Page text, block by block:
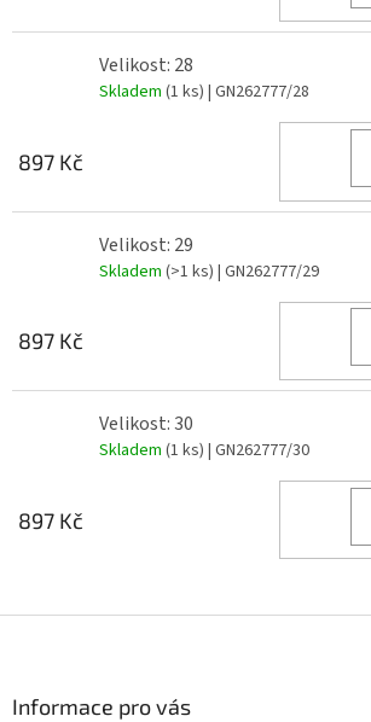
Velikost: 28
Skladem (1 ks) | GN262777/28
897 Kč
Velikost: 29
Skladem (>1 ks) | GN262777/29
897 Kč
Velikost: 30
Skladem (1 ks) | GN262777/30
897 Kč
Informace pro vás